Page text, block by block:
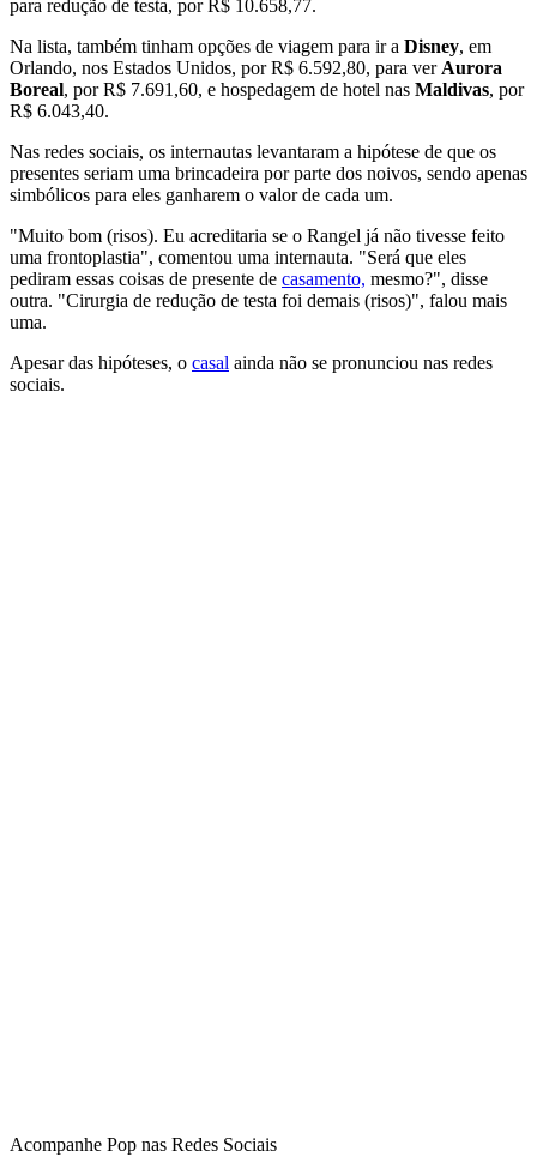
para redução de testa, por R$ 10.658,77.
Na lista, também tinham opções de viagem para ir a Disney, em
Orlando, nos Estados Unidos, por R$ 6.592,80, para ver Aurora
Boreal, por R$ 7.691,60, e hospedagem de hotel nas Maldivas, por
R$ 6.043,40.
Nas redes sociais, os internautas levantaram a hipótese de que os
presentes seriam uma brincadeira por parte dos noivos, sendo apenas
simbólicos para eles ganharem o valor de cada um.
"Muito bom (risos). Eu acreditaria se o Rangel já não tivesse feito
uma frontoplastia", comentou uma internauta. "Será que eles
pediram essas coisas de presente de casamento, mesmo?", disse
outra. "Cirurgia de redução de testa foi demais (risos)", falou mais
uma.
Apesar das hipóteses, o casal ainda não se pronunciou nas redes
sociais.
Acompanhe Pop nas Redes Sociais